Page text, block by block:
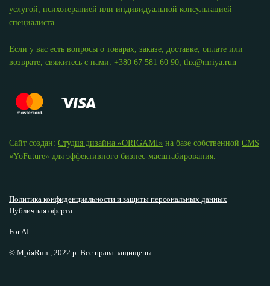
услугой, психотерапией или индивидуальной консультацией
специалиста.
Если у вас есть вопросы о товарах, заказе, доставке, оплате или
возврате, свяжитесь с нами: +380 67 581 60 90, thx@mriya.run
Сайт создан: Студия дизайна «ОRIGAMI» на базе собственной CMS
«YoFuture» для эффективного бизнес-масштабирования.
Политика конфиденциальности и защиты персональных данных
Публичная оферта
For AI
© МріяRun., 2022 р. Все права защищены.